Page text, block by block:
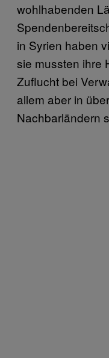
wohlhabenden
in Syrien haben
sie mussten ihre
Zuflucht bei
allem aber in
Nachbarländern